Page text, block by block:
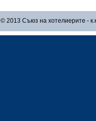
© 2013 Съюз на хотелиерите -